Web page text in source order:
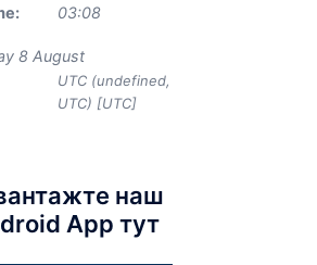
03:08
8 August
UTC (undefined,
UTC) [UTC]
наш
App тут